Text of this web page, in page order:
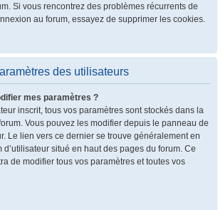
Si vous rencontrez des problèmes récurrents de
au forum, essayez de supprimer les cookies.
des utilisateurs
mes paramètres ?
inscrit, tous vos paramètres sont stockés dans la
Vous pouvez les modifier depuis le panneau de
Le lien vers ce dernier se trouve généralement en
situé en haut des pages du forum. Ce
de modifier tous vos paramètres et toutes vos